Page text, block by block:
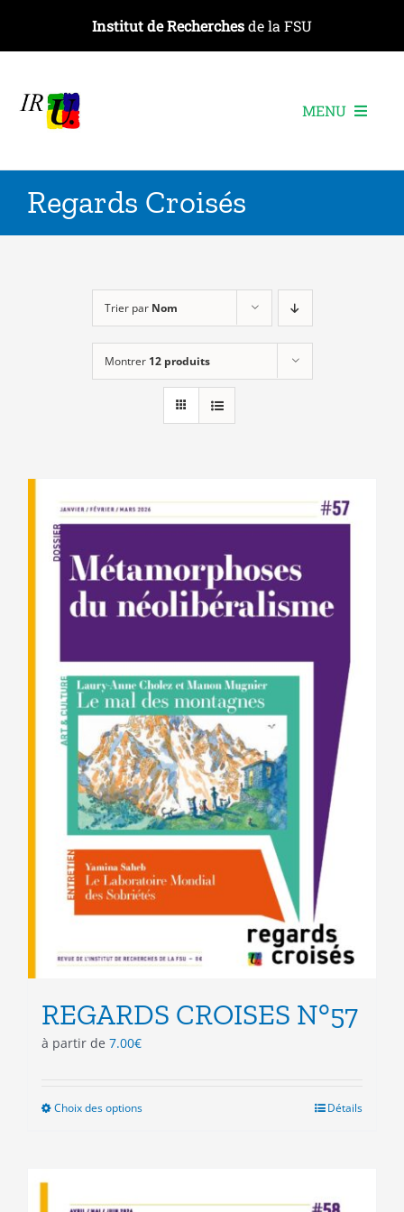
contenu
Institut de Recherchesde la FSU
MENU
Les recherches
Les événements
Regards Croisés
Trier par Nom
Montrer 12 produits
REGARDS CROISES N°57
à partir de 7.00€
Choix des optionsCe
Les
Détails